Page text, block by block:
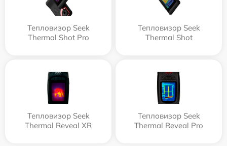
Тепловизор Seek
Thermal Shot Pro
Тепловизор Seek
Thermal Shot
Тепловизор Seek
Thermal Reveal XR
Тепловизор Seek
Thermal Reveal Pro